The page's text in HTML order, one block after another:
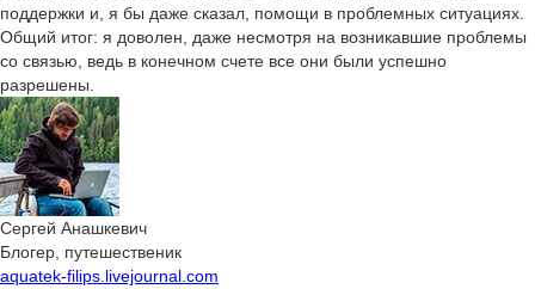
поддержки и, я бы даже сказал, помощи в проблемных ситуациях.
Общий итог: я доволен, даже несмотря на возникавшие проблемы
со связью, ведь в конечном счете все они были успешно
разрешены.
Сергей Анашкевич
Блогер, путешественик
aquatek-filips.livejournal.com